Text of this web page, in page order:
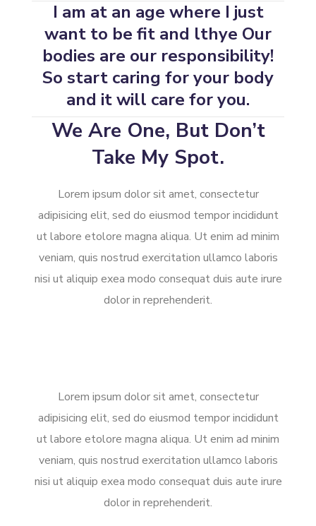
I am at an age where I just
want to be fit and lthye Our
bodies are our responsibility!
So start caring for your body
and it will care for you.
We Are One, But Don’t
Take My Spot.
Lorem ipsum dolor sit amet, consectetur
adipisicing elit, sed do eiusmod tempor incididunt
ut labore etolore magna aliqua. Ut enim ad minim
veniam, quis nostrud exercitation ullamco laboris
nisi ut aliquip exea modo consequat duis aute irure
dolor in reprehenderit.
Lorem ipsum dolor sit amet, consectetur
adipisicing elit, sed do eiusmod tempor incididunt
ut labore etolore magna aliqua. Ut enim ad minim
veniam, quis nostrud exercitation ullamco laboris
nisi ut aliquip exea modo consequat duis aute irure
dolor in reprehenderit.